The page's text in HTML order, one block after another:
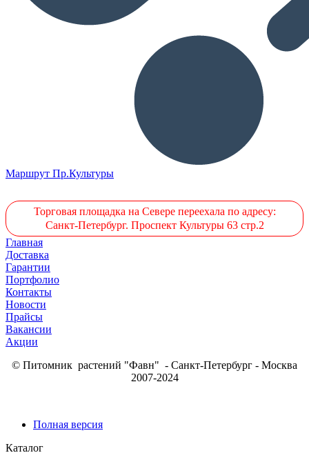
Маршрут Пр.Культуры
Торговая площадка на Севере переехала по адресу:
Санкт-Петербург. Проспект Культуры 63 стр.2
Главная
Доставка
Гарантии
Портфолио
Контакты
Новости
Прайсы
Вакансии
Акции
© Питомник растений "Фавн" - Санкт-Петербург - Москва
2007-2024
Полная версия
Каталог